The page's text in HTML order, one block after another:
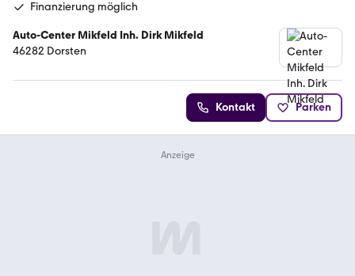
Finanzierung möglich
Auto-Center Mikfeld Inh. Dirk Mikfeld
46282 Dorsten
Kontakt Parken